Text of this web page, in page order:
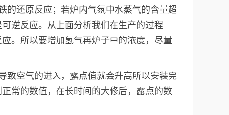
的还原反应；若炉内气氛中水蒸气的含量超
逆反应。从上面分析我们在生产的过程
。所以要增加氢气再炉子中的浓度，尽量
致空气的进入，露点值就会升高所以安装完
常的数值，在长时间的大修后，露点的数